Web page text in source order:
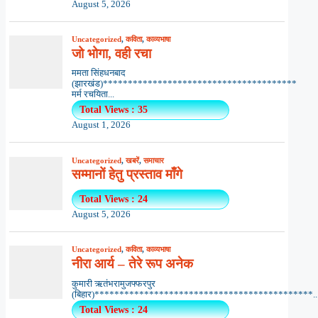
August 5, 2026
Uncategorized,कविता,काव्यभाषा
जो भोगा, वही रचा
ममता सिंहधनबाद
(झारखंड)***************************************
मर्म रचयिता...
Total Views : 35
August 1, 2026
Uncategorized,खबरें,समाचार
सम्मानों हेतु प्रस्ताव माँगे
Total Views : 24
August 5, 2026
Uncategorized,कविता,काव्यभाषा
नीरा आर्य – तेरे रूप अनेक
कुमारी ऋतंभरामुजफ्फरपुर
Total Views : 24